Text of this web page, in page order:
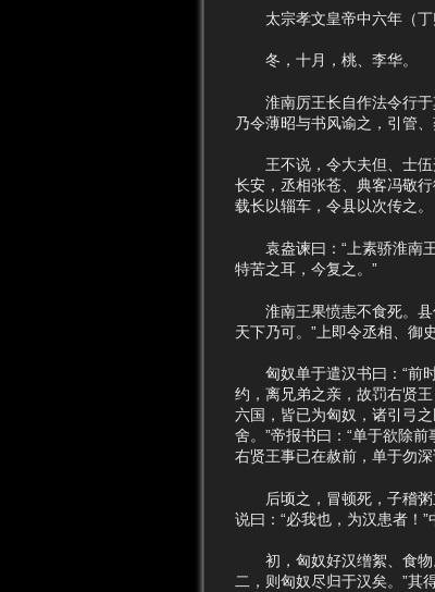
太宗孝文皇帝中六年（丁
冬，十月，桃、李华。
淮南厉王长自作法令行于
乃令薄昭与书风谕之，引管
王不说，令大夫但、士伍
长安，丞相张苍、典客冯敬
载长以辎车，令县以次传之。
袁盎谏曰：“上素骄淮南王
特苦之耳，今复之。”
淮南王果愤恚不食死。县
天下乃可。”上即令丞相、御
匈奴单于遣汉书曰：“前时
约，离兄弟之亲，故罚右贤
六国，皆已为匈奴，诸引弓
舍。”帝报书曰：“单于欲除
右贤王事已在赦前，单于勿
后顷之，冒顿死，子稽粥
说曰：“必我也，为汉患者！
初，匈奴好汉缯絮、食物
二，则匈奴尽归于汉矣。”其